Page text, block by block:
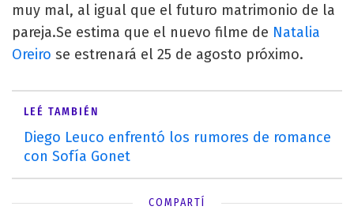
muy mal, al igual que el futuro matrimonio de la
pareja.Se estima que el nuevo filme de Natalia
Oreiro se estrenará el 25 de agosto próximo.
LEÉ TAMBIÉN
Diego Leuco enfrentó los rumores de romance
con Sofía Gonet
COMPARTÍ